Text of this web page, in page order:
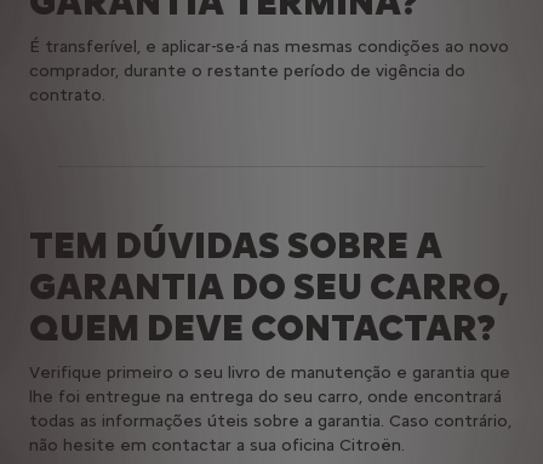
É transferível, e aplicar-se-á nas mesmas condições ao novo
comprador, durante o restante período de vigência do
contrato.
TEM DÚVIDAS SOBRE A
GARANTIA DO SEU CARRO,
QUEM DEVE CONTACTAR?
Verifique primeiro o seu livro de manutenção e garantia que
lhe foi entregue na entrega do seu carro, onde encontrará
todas as informações úteis sobre a garantia. Caso contrário,
não hesite em contactar a sua oficina Citroën.